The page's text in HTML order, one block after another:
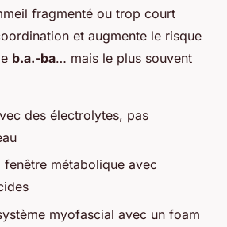
fragmenté ou trop court
et augmente le risque
b.a.-ba… mais le plus souvent
des électrolytes, pas
fenêtre métabolique avec
myofascial avec un foam